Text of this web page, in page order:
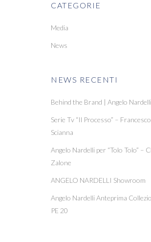
CATEGORIE
Media
News
NEWS RECENTI
Behind the Brand | Angelo Nardelli
Serie Tv “Il Processo” – Francesco
Scianna
Angelo Nardelli per “Tolo Tolo” –
Zalone
ANGELO NARDELLI Showroom
Angelo Nardelli Anteprima
PE 20